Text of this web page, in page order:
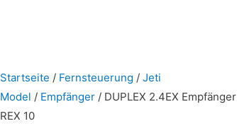
Startseite / Fernsteuerung / Jeti
Model / Empfänger / DUPLEX 2.4EX Empfänger
REX 10